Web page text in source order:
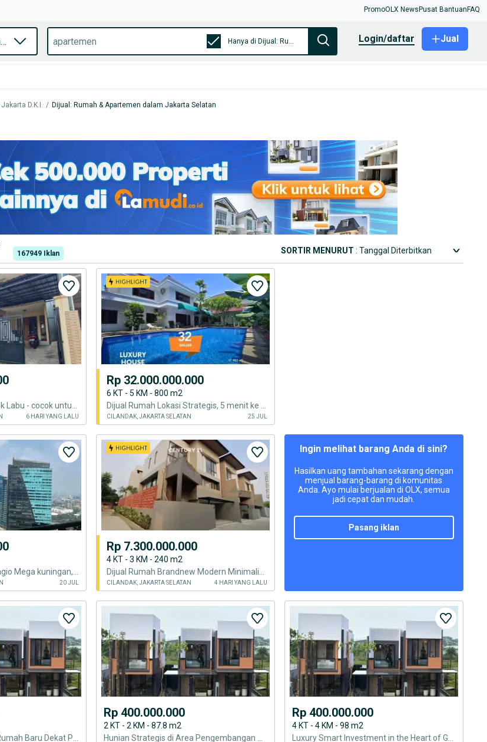
PromoOLX News Pusat Bantuan FAQ
login/daftar Jual
D.K.I. / Dijual: Rumah & Apartemen dalam Jakarta Selatan
167949 Iklan SORTIR MENURUT : Tanggal Diterbitkan
6 HARI YANG LALU
Rp 32.000.000.000
6 KT - 5 KM - 800 m2
CILANDAK, JAKARTA SELATAN 25 JUL
20 JUL
Rp 7.300.000.000
4 KT - 3 KM - 240 m2
CILANDAK, JAKARTA SELATAN 4 HARI YANG LALU
Ingin melihat barang Anda di sini?
Hasilkan uang tambahan sekarang dengan
menjual barang-barang di komunitas
Anda. Ayo mulai berjualan di OLX, semua
jadi cepat dan mudah.
pasang iklan
Rp 400.000.000
2 KT - 2 KM - 87.8 m2
Rp 400.000.000
4 KT - 4 KM - 98 m2